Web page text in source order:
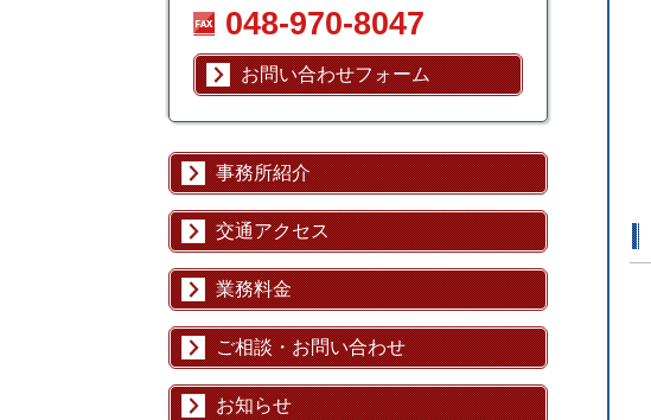
048-970-8047
お問い合わせフォーム
事務所紹介
交通アクセス
業務料金
ご相談・お問い合わせ
お知らせ